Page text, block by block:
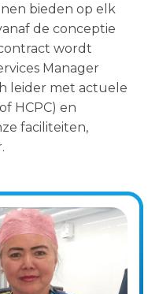
bieden op elk
de conceptie
wordt
Manager
leider met actuele
HCPC) en
faciliteiten,